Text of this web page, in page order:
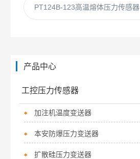
PT124B-123高温熔体压力传感器
产品中心
工控压力传感器
加注机温度变送器
本安防爆压力变送器
扩散硅压力变送器